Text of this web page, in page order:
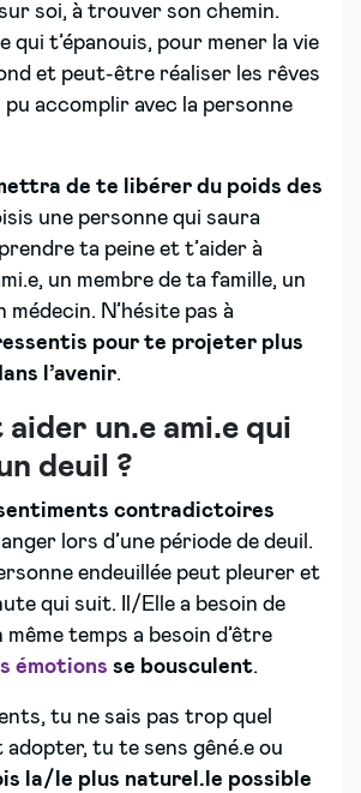
soi, à trouver son chemin.
qui t’épanouis, pour mener la vie
et peut-être réaliser les rêves
pu accomplir avec la personne
de te libérer du poids des
une personne qui saura
ta peine et t’aider à
un membre de ta famille, un
N’hésite pas à
pour te projeter plus
l’avenir.
un.e ami.e qui
deuil ?
contradictoires
lors d’une période de deuil.
endeuillée peut pleurer et
qui suit. Il/Elle a besoin de
même temps a besoin d’être
émotions se bousculent.
tu ne sais pas trop quel
tu te sens gêné.e ou
la/le plus naturel.le possible